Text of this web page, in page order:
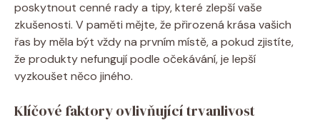
poskytnout cenné rady a tipy, které zlepší vaše
zkušenosti. V paměti mějte, že přirozená krása vašich
řas by měla být vždy na prvním místě, a pokud zjistíte,
že produkty nefungují podle očekávání, je lepší
vyzkoušet něco jiného.
Klíčové faktory ovlivňující trvanlivost